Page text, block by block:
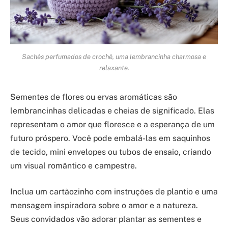
Sachês perfumados de crochê, uma lembrancinha charmosa e
relaxante.
Sementes de flores ou ervas aromáticas são
lembrancinhas delicadas e cheias de significado. Elas
representam o amor que floresce e a esperança de um
futuro próspero. Você pode embalá-las em saquinhos
de tecido, mini envelopes ou tubos de ensaio, criando
um visual romântico e campestre.
Inclua um cartãozinho com instruções de plantio e uma
mensagem inspiradora sobre o amor e a natureza.
Seus convidados vão adorar plantar as sementes e